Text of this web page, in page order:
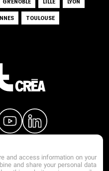
TOULOUSE
and access information on your
and share your personal data